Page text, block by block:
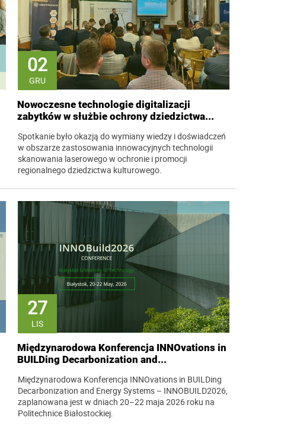
02
GRU
Nowoczesne technologie digitalizacji
zabytków w służbie ochrony dziedzictwa...
Spotkanie było okazją do wymiany wiedzy i doświadczeń
w obszarze zastosowania innowacyjnych technologii
skanowania laserowego w ochronie i promocji
regionalnego dziedzictwa kulturowego.
27
LIS
Międzynarodowa Konferencja INNOvations in
BUILDing Decarbonization and...
Międzynarodowa Konferencja INNOvations in BUILDing
Decarbonization and Energy Systems – INNOBUILD2026,
zaplanowana jest w dniach 20–22 maja 2026 roku na
Politechnice Białostockiej.